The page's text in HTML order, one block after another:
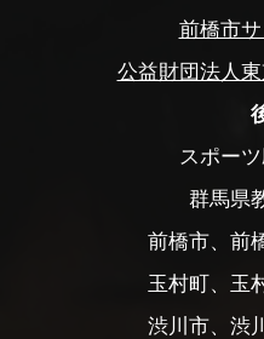
前橋市
公益財団法人
スポー
群馬県
前橋市、前
玉村町、玉
渋川市、渋